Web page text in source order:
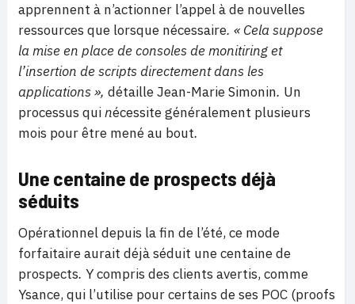
apprennent à n’actionner l’appel à de nouvelles
ressources que lorsque nécessaire. « Cela suppose
la mise en place de consoles de monitiring et
l’insertion de scripts directement dans les
applications », détaille Jean-Marie Simonin. Un
processus quinécessite généralement plusieurs
mois pour être mené au bout.
Une centaine de prospects déjà
séduits
Opérationnel depuis la fin de l’été, ce mode
forfaitaire aurait déjàséduit une centaine de
prospects. Y compris des clients avertis, comme
Ysance, qui l’utilise pour certains de ses POC (proofs